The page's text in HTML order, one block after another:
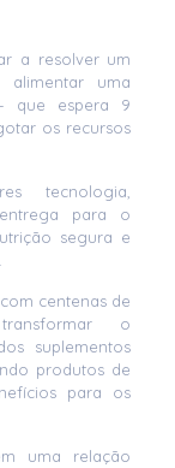
a resolver um
uma
que espera 9
os recursos
tecnologia,
para o
segura e
centenas de
o
suplementos
produtos de
para os
uma relação